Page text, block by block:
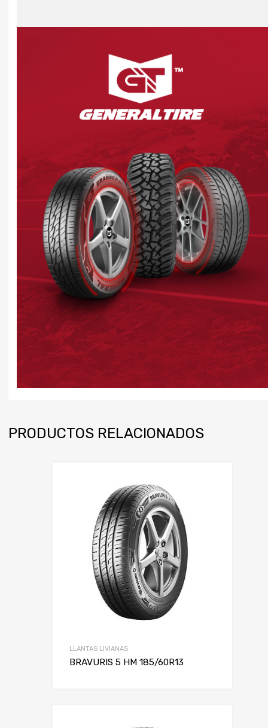
PRODUCTOS RELACIONADOS
LLANTAS LIVIANAS
BRAVURIS 5 HM 185/60R13